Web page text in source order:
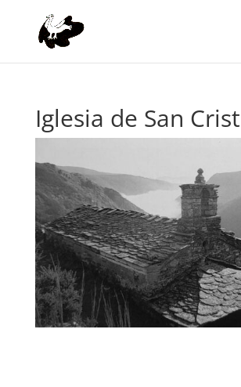
Iglesia de San